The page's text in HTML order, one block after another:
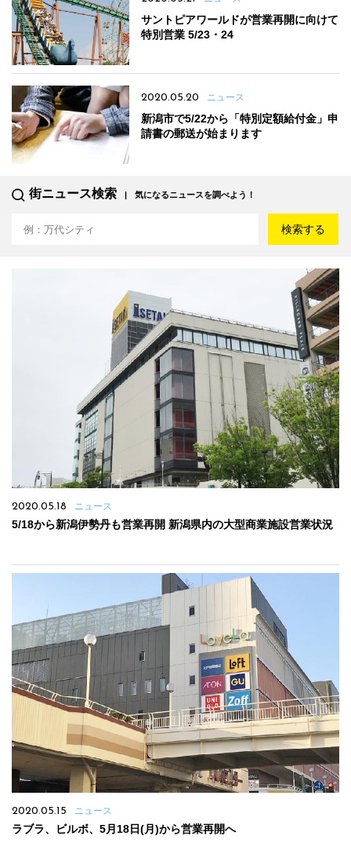
サントピアワールドが営業再開に向けて
特別営業 5/23・24
2020.05.20 ニュース
新潟市で5/22から「特別定額給付金」申
請書の郵送が始まります
街ニュース検索 気になるニュースを調べよう！
検索する
2020.05.18 ニュース
5/18から新潟伊勢丹も営業再開 新潟県内の大型商業施設営業状況
2020.05.15 ニュース
ラブラ、ビルボ、5月18日(月)から営業再開へ